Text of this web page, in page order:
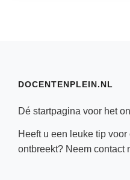
DOCENTENPLEIN.NL
Dé startpagina voor het
Heeft u een leuke tip
ontbreekt? Neem contact